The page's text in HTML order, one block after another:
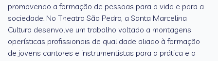
promovendo a formação de pessoas para a vida e para a
sociedade. No Theatro São Pedro, a Santa Marcelina
Cultura desenvolve um trabalho voltado a montagens
operísticas profissionais de qualidade aliado à formação
de jovens cantores e instrumentistas para a prática e o